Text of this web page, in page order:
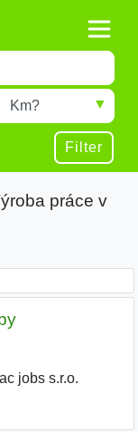
Radius
Filter
práce v
jobs s.r.o.